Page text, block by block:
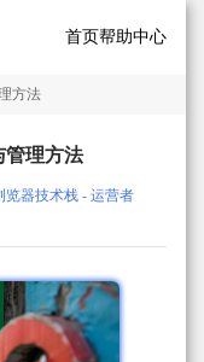
首页帮助中心
方法
管理方法
览器技术栈 - 运营者